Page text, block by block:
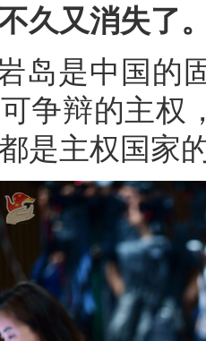
久又消失了
岛是中国的
争辩的主权
是主权国家